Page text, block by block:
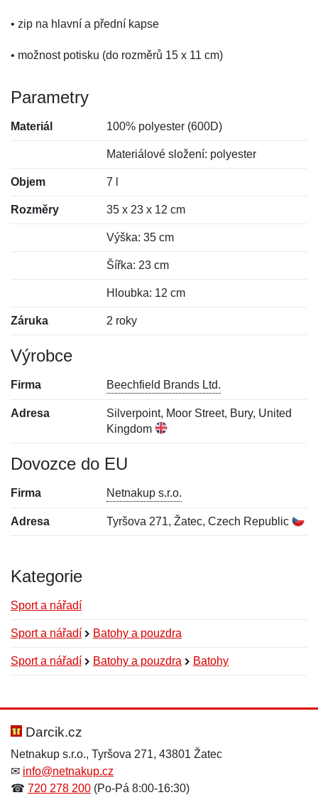
• zip na hlavní a přední kapse
• možnost potisku (do rozměrů 15 x 11 cm)
Parametry
Materiál 100% polyester (600D)
Materiálové složení: polyester
Objem 7 l
Rozměry 35 x 23 x 12 cm
Výška: 35 cm
Šířka: 23 cm
Hloubka: 12 cm
Záruka 2 roky
Výrobce
Firma Beechfield Brands Ltd.
Adresa
Silverpoint, Moor Street, Bury, United
Kingdom
Dovozce do EU
Firma Netnakup s.r.o.
Adresa Tyršova 271, Žatec, Czech Republic
Kategorie
Sport a nářadí
Sport a nářadí Batohy a pouzdra
Sport a nářadí Batohy a pouzdra Batohy
Hodnocení:
Jméno: *
Jméno:
E-mail:*
Darcik.cz
Netnakup s.r.o., Tyršova 271, 43801 Žatec
✉ info@netnakup.cz
☎ 720 278 200 (Po-Pá 8:00-16:30)